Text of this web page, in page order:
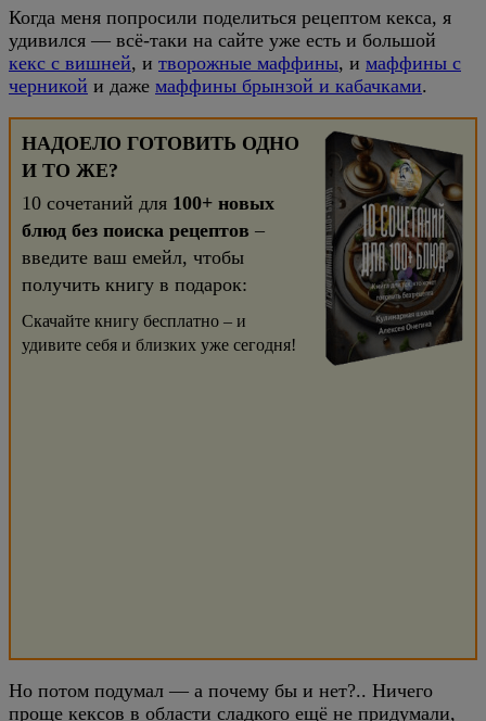
Когда меня попросили поделиться рецептом кекса, я
удивился — всё-таки на сайте уже есть и большой
кекс с вишней, и творожные маффины, и маффины с
черникой и даже маффины брынзой и кабачками.
НАДОЕЛО ГОТОВИТЬ ОДНО
И ТО ЖЕ?
10 сочетаний для 100+ новых
блюд без поиска рецептов –
введите ваш емейл, чтобы
получить книгу в подарок:
Скачайте книгу бесплатно – и
удивите себя и близких уже сегодня!
Но потом подумал — а почему бы и нет?.. Ничего
проще кексов в области сладкого ещё не придумали,